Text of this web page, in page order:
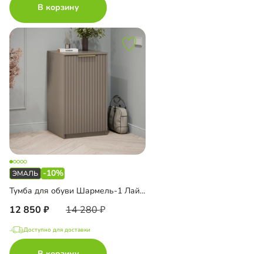
В корзину
-10%
Тумба для обуви Шармель-1 Лайф Эмаль
12 850 14 280
Доступно для доставки